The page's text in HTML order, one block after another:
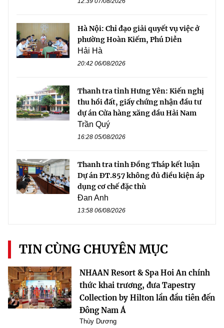
Hà Nội: Chỉ đạo giải quyết vụ việc ở
phường Hoàn Kiếm, Phú Diễn
Hải Hà
20:42 06/08/2026
Thanh tra tỉnh Hưng Yên: Kiến nghị
thu hồi đất, giấy chứng nhận đầu tư
dự án Cửa hàng xăng dầu Hải Nam
Trần Quý
16:28 05/08/2026
Thanh tra tỉnh Đồng Tháp kết luận
Dự án ĐT.857 không đủ điều kiện áp
dụng cơ chế đặc thù
Đan Anh
13:58 06/08/2026
TIN CÙNG CHUYÊN MỤC
NHAAN Resort & Spa Hoi An chính
thức khai trương, đưa Tapestry
Collection by Hilton lần đầu tiên đến
Đông Nam Á
Thùy Dương